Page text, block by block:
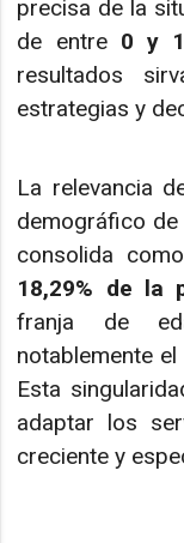
precisa de la
de entre 0 y
resultados
estrategias y
La relevancia
demográfico de
consolida
18,29% de la
franja de
notablemente el
Esta
adaptar los
creciente y